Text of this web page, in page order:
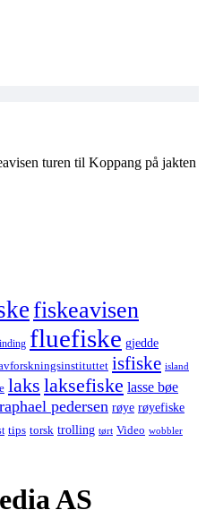
turen til Koppang på jakten
fiskeavisen
fluefiske gjedde
isfiske island
laks laksefiske lasse bøe
raphael pedersen røye røyefiske
tips torsk trolling tørt Video wobbler
AS